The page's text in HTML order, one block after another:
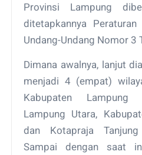
Provinsi Lampung
ditetapkannya
Undang-Undang Nomor 3
Dimana awalnya, lanjut
menjadi 4 (empat)
Kabupaten Lampung
Lampung Utara,
dan Kotapraja Tanjung
Sampai dengan saat